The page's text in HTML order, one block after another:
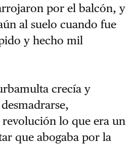
por el balcón, y
al suelo cuando fue
y hecho mil
crecía y
lo que era un
que abogaba por la